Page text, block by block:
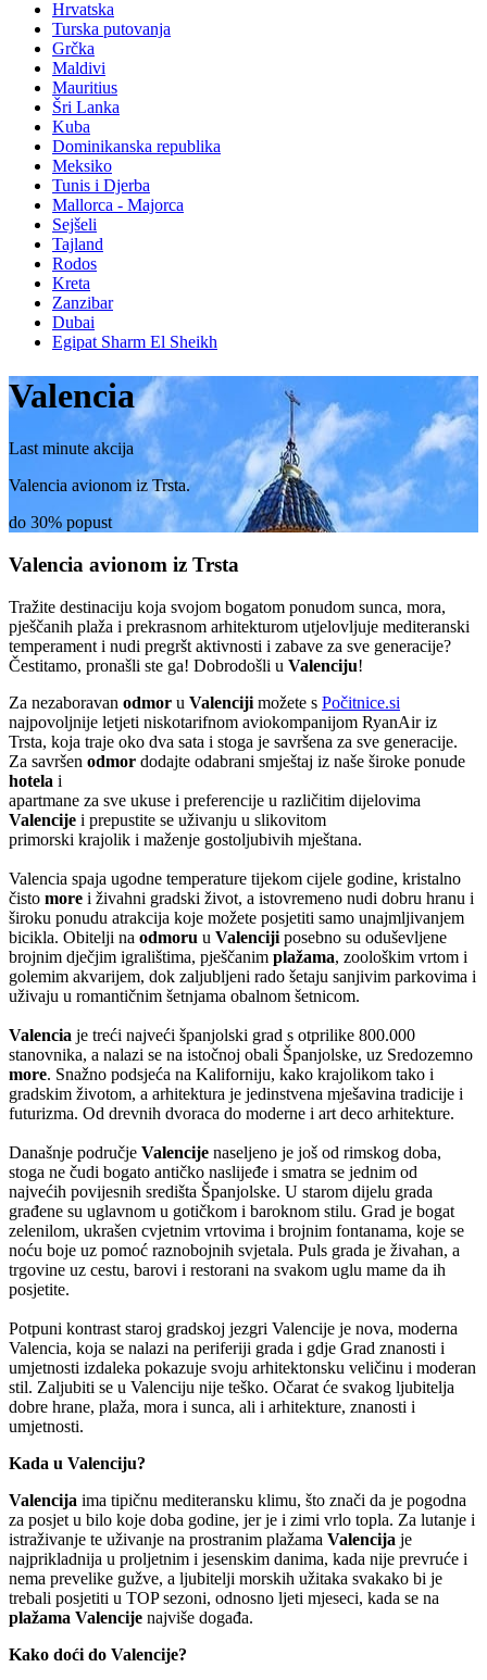
Hrvatska
Turska putovanja
Grčka
Maldivi
Mauritius
Šri Lanka
Kuba
Dominikanska republika
Meksiko
Tunis i Djerba
Mallorca - Majorca
Sejšeli
Tajland
Rodos
Kreta
Zanzibar
Dubai
Egipat Sharm El Sheikh
Valencia
Last minute akcija
Valencia avionom iz Trsta.
do 30% popust
Valencia avionom iz Trsta
Tražite destinaciju koja svojom bogatom ponudom sunca, mora,
pješčanih plaža i prekrasnom arhitekturom utjelovljuje mediteranski
temperament i nudi pregršt aktivnosti i zabave za sve generacije?
Čestitamo, pronašli ste ga! Dobrodošli u Valenciju!
Za nezaboravan odmor u Valenciji možete s Počitnice.si
najpovoljnije letjeti niskotarifnom aviokompanijom RyanAir iz
Trsta, koja traje oko dva sata i stoga je savršena za sve generacije.
Za savršen odmor dodajte odabrani smještaj iz naše široke ponude
hotela i
apartmane za sve ukuse i preferencije u različitim dijelovima
Valencije i prepustite se uživanju u slikovitom
primorski krajolik i maženje gostoljubivih mještana.
Valencia spaja ugodne temperature tijekom cijele godine, kristalno
čisto more i živahni gradski život, a istovremeno nudi dobru hranu i
široku ponudu atrakcija koje možete posjetiti samo unajmljivanjem
bicikla. Obitelji na odmoru u Valenciji posebno su oduševljene
brojnim dječjim igralištima, pješčanim plažama, zoološkim vrtom i
golemim akvarijem, dok zaljubljeni rado šetaju sanjivim parkovima i
uživaju u romantičnim šetnjama obalnom šetnicom.
Valencia je treći najveći španjolski grad s otprilike 800.000
stanovnika, a nalazi se na istočnoj obali Španjolske, uz Sredozemno
more. Snažno podsjeća na Kaliforniju, kako krajolikom tako i
gradskim životom, a arhitektura je jedinstvena mješavina tradicije i
futurizma. Od drevnih dvoraca do moderne i art deco arhitekture.
Današnje područje Valencije naseljeno je još od rimskog doba,
stoga ne čudi bogato antičko naslijeđe i smatra se jednim od
najvećih povijesnih središta Španjolske. U starom dijelu grada
građene su uglavnom u gotičkom i baroknom stilu. Grad je bogat
zelenilom, ukrašen cvjetnim vrtovima i brojnim fontanama, koje se
noću boje uz pomoć raznobojnih svjetala. Puls grada je živahan, a
trgovine uz cestu, barovi i restorani na svakom uglu mame da ih
posjetite.
Potpuni kontrast staroj gradskoj jezgri Valencije je nova, moderna
Valencia, koja se nalazi na periferiji grada i gdje Grad znanosti i
umjetnosti izdaleka pokazuje svoju arhitektonsku veličinu i moderan
stil. Zaljubiti se u Valenciju nije teško. Očarat će svakog ljubitelja
dobre hrane, plaža, mora i sunca, ali i arhitekture, znanosti i
umjetnosti.
Kada u Valenciju?
Valencija ima tipičnu mediteransku klimu, što znači da je pogodna
za posjet u bilo koje doba godine, jer je i zimi vrlo topla. Za lutanje i
istraživanje te uživanje na prostranim plažama Valencija je
najprikladnija u proljetnim i jesenskim danima, kada nije prevruće i
nema prevelike gužve, a ljubitelji morskih užitaka svakako bi je
trebali posjetiti u TOP sezoni, odnosno ljeti mjeseci, kada se na
plažama Valencije najviše događa.
Kako doći do Valencije?